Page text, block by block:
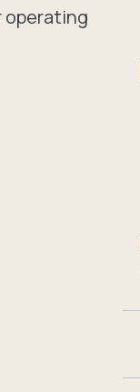
operating